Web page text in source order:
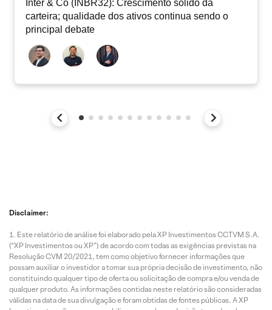
Inter & Co (INBR32): Crescimento sólido da
carteira; qualidade dos ativos continua sendo o
principal debate
Disclaimer:
Este relatório de análise foi elaborado pela XP Investimentos CCTVM S.A.
(“XP Investimentos ou XP”) de acordo com todas as exigências previstas na
Resolução CVM 20/2021, tem como objetivo fornecer informações que
possam auxiliar o investidor a tomar sua própria decisão de investimento, não
constituindo qualquer tipo de oferta ou solicitação de compra e/ou venda de
qualquer produto. As informações contidas neste relatório são consideradas
válidas na data de sua divulgação e foram obtidas de fontes públicas. A XP